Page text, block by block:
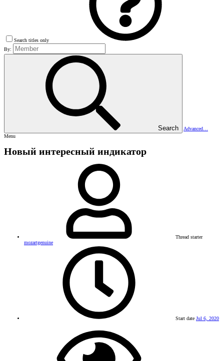
Search titles only
By:
Search
Advanced…
Menu
Новый интересный индикатор
Thread starter
mozartgenuine
Start date Jul 6, 2020